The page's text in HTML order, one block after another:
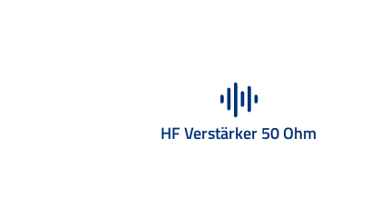
HF Verstärker 50 Ohm